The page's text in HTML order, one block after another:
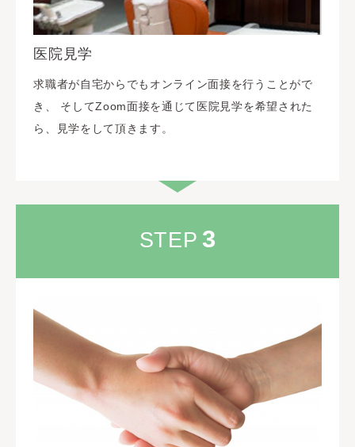
医院見学
求職者が自宅からでもオンライン面接を行うことがで
き、 そしてZoom面接を通じて医院見学を希望された
ら、見学をして頂きます。
STEP 3